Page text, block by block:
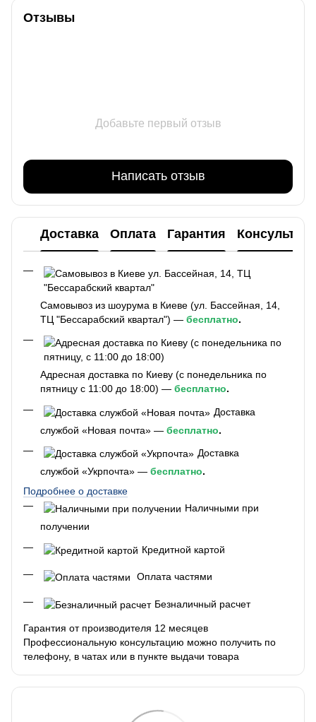
Отзывы
Добавьте первый отзыв
Написать отзыв
Доставка Оплата Гарантия
Самовывоз из шоурума в Киеве (ул. Бассейная, 14,
ТЦ "Бессарабский квартал") — бесплатно.
Адресная доставка по Киеву (с понедельника по
пятницу с 11:00 до 18:00) — бесплатно.
Доставка
службой «Новая почта» — бесплатно.
Доставка
службой «Укрпочта» — бесплатно.
Подробнее о доставке
Наличными при
получении
Кредитной картой
Оплата частями
Безналичный расчет
Гарантия от производителя 12 месяцев
Профессиональную консультацию можно получить по
телефону, в чатах или в пункте выдачи товара